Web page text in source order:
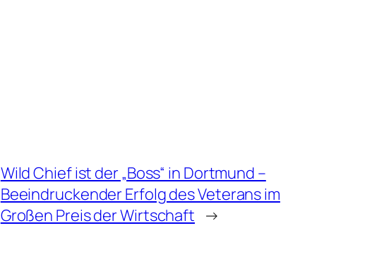
Wild Chief ist der „Boss“ in Dortmund –
Beeindruckender Erfolg des Veterans im
Großen Preis der Wirtschaft →